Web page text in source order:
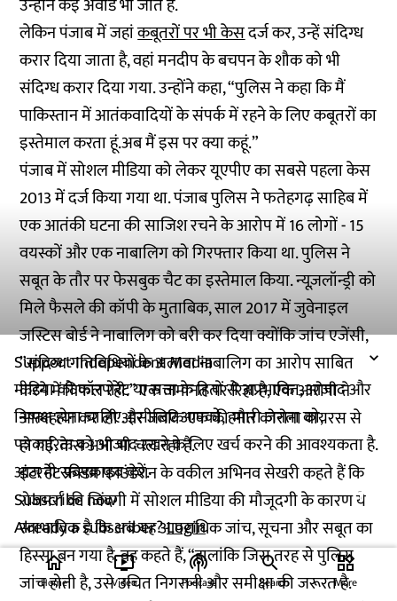
Support Independent Media
मीडिया को कॉरपोरेट या सत्ता के हितों से अप्रभावित, आजाद और
निष्पक्ष होना चाहिए. इसीलिए आपको, हमारी जनता को,
पत्रकारिता को आजाद रखने के लिए खर्च करने की आवश्यकता है.
आज ही सब्सक्राइब करें.
Subscribe now
Already a subscriber?Login
लेकिन पंजाब में जहांकबूतरों पर भी केसदर्ज कर, उन्हें संदिग्ध
करार दिया जाता है, वहां मनदीप के बचपन के शौक को भी
संदिग्ध करार दिया गया. उन्होंने कहा, “पुलिस ने कहा कि मैं
पाकिस्तान में आतंकवादियों के संपर्क में रहने के लिए कबूतरों का
इस्तेमाल करता हूं.अब मैं इस पर क्या कहूं.”
पंजाब में सोशल मीडिया को लेकर यूएपीए का सबसे पहला केस
2013 में दर्ज किया गया था. पंजाब पुलिस ने फतेहगढ़ साहिब में
एक आतंकी घटना की साजिश रचने के आरोप में 16 लोगों - 15
वयस्कों और एक नाबालिग को गिरफ्तार किया था. पुलिस ने
सबूत के तौर पर फेसबुक चैट का इस्तेमाल किया. न्यूज़लॉन्ड्री को
मिले फैसले की कॉपी के मुताबिक, साल 2017 में जुवेनाइल
जस्टिस बोर्ड ने नाबालिग को बरी कर दिया क्योंकि जांच एजेंसी,
”संदिग्ध गतिविधियों के अलावा नाबालिग का आरोप साबित
करने में विफल रही.” एक जमानत पर रिहा है, एक आरोपी ने
आत्महत्या कर ली और जबकि एक की मौत कोरोना वायरस से
हो गई. केस अभी भी चल रहा है.
इंटरनेट फ्रीडम फाउंडेशन के वकील अभिनव सेखरी कहते हैं कि
रोजमर्रा की जिंदगी में सोशल मीडिया की मौजूदगी के कारण ये
स्वाभाविक है कि अब यह आपराधिक जांच, सूचना और सबूत का
हिस्सा बन गया है. वह कहते हैं, “हालांकि जिस तरह से पुलिस
जांच होती है, उसे उचित निगरानी और समीक्षा की जरूरत है.
home
Home
ondemand_video
Video
podcasts
Podcast Search
widgets
More